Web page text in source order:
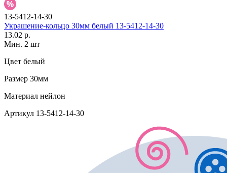
13-5412-14-30
Украшение-кольцо 30мм белый 13-5412-14-30
13.02 р.
Мин. 2 шт
Цвет белый
Размер 30мм
Материал нейлон
Артикул 13-5412-14-30